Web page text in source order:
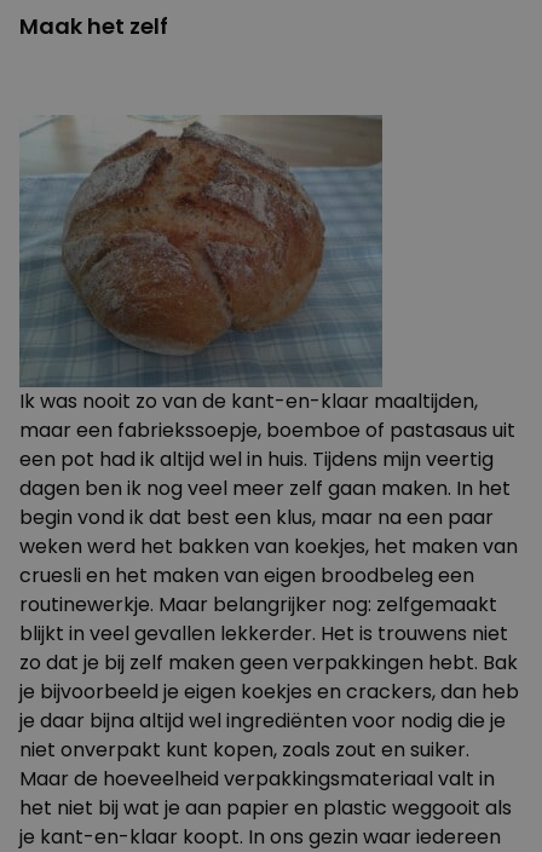
Maak het zelf
Ik was nooit zo van de kant-en-klaar maaltijden,
maar een fabriekssoepje, boemboe of pastasaus uit
een pot had ik altijd wel in huis. Tijdens mijn veertig
dagen ben ik nog veel meer zelf gaan maken. In het
begin vond ik dat best een klus, maar na een paar
weken werd het bakken van koekjes, het maken van
cruesli en het maken van eigen broodbeleg een
routinewerkje. Maar belangrijker nog: zelfgemaakt
blijkt in veel gevallen lekkerder. Het is trouwens niet
zo dat je bij zelf maken geen verpakkingen hebt. Bak
je bijvoorbeeld je eigen koekjes en crackers, dan heb
je daar bijna altijd wel ingrediënten voor nodig die je
niet onverpakt kunt kopen, zoals zout en suiker.
Maar de hoeveelheid verpakkingsmateriaal valt in
het niet bij wat je aan papier en plastic weggooit als
je kant-en-klaar koopt. In ons gezin waar iedereen